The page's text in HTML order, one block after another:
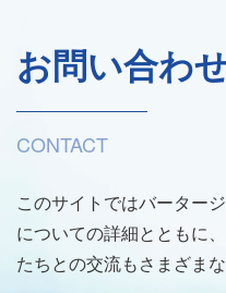
お問い合わ
CONTACT
このサイトではバーター
についての詳細とともに
たちとの交流もさまざま